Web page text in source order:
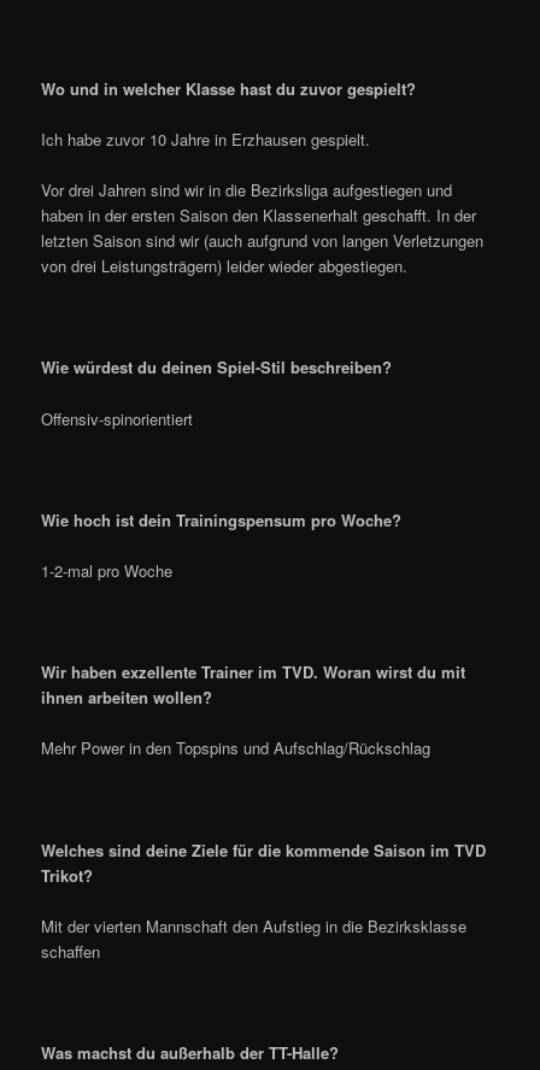
Wo und in welcher Klasse hast du zuvor gespielt?
Ich habe zuvor 10 Jahre in Erzhausen gespielt.
Vor drei Jahren sind wir in die Bezirksliga aufgestiegen und
haben in der ersten Saison den Klassenerhalt geschafft. In der
letzten Saison sind wir (auch aufgrund von langen Verletzungen
von drei Leistungsträgern) leider wieder abgestiegen.
Wie würdest du deinen Spiel-Stil beschreiben?
Offensiv-spinorientiert
Wie hoch ist dein Trainingspensum pro Woche?
1-2-mal pro Woche
Wir haben exzellente Trainer im TVD. Woran wirst du mit
ihnen arbeiten wollen?
Mehr Power in den Topspins und Aufschlag/Rückschlag
Welches sind deine Ziele für die kommende Saison im TVD
Trikot?
Mit der vierten Mannschaft den Aufstieg in die Bezirksklasse
schaffen
Was machst du außerhalb der TT-Halle?